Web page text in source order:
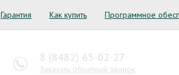
Гарантия Как купить Программное
8 (8482) 65-02-27
Заказать обратный звонок